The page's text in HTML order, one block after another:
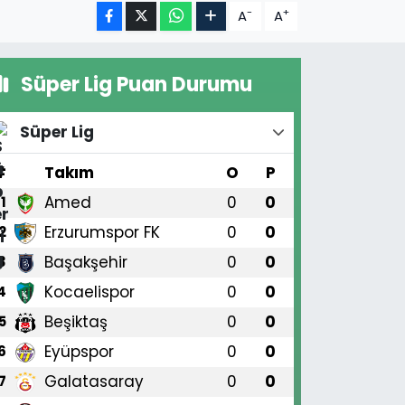
A- A+
Süper Lig Puan Durumu
Süper Lig
Takım O P
1 Amed 0 0
Erzurumspor FK 0 0
Başakşehir 0 0
Kocaelispor 0 0
Beşiktaş 0 0
Eyüpspor 0 0
Galatasaray 0 0